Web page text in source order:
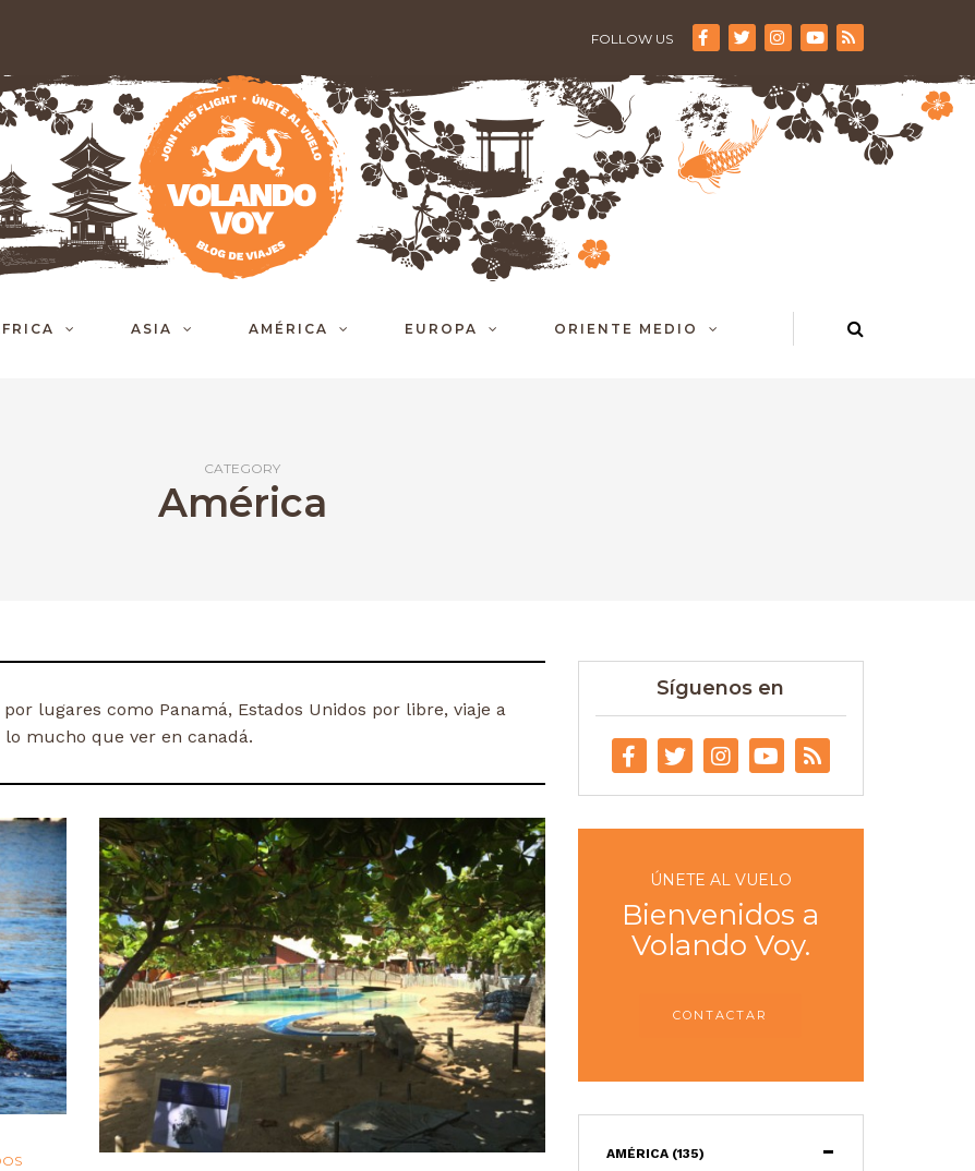
FOLLOW US
ASIA AMÉRICA EUROPA ORIENTE MEDIO
CATEGORY
América
lugares como Panamá, Estados Unidos por libre, viaje a
mucho que ver en canadá.
Síguenos en
ÚNETE AL VUELO
Bienvenidos a
Volando Voy.
CONTACTAR
AMÉRICA (135)